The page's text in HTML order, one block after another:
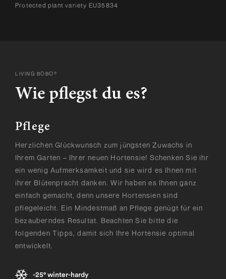
Protected plant variety EU35834
LIVING BOBO®
Wie pflegst du es?
Pflege
Herzlichen Glückwunsch zum jüngsten Zuwachs in
Ihrem Garten – Ihrer neuen Hortensie! Schenken Sie ihr
ein wenig Aufmerksamkeit und sie wird es Ihnen mit
ihrer Blütenpracht danken. Wir haben es Ihnen ganz
einfach gemacht, denn unsere Hortensien sind
pflegeleicht. Ein Mindestmaß an Pflege genügt für ein
bezauberndes Resultat. Beachten Sie bitte die
folgenden Tipps, damit sich Ihre Hortensie optimal
entwickelt.
-25° winter-hardy